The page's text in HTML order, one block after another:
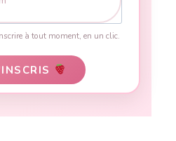
à tout moment, en un clic.